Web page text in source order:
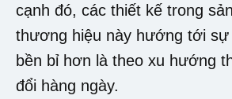
cạnh đó, các thiết kế trong
thương hiệu này hướng tới sự
bền bỉ hơn là theo xu hướng
đổi hàng ngày.